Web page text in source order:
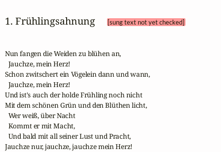
1. Frühlingsahnung [sung text not yet checked]
Nun fangen die Weiden zu blühen an,
  Jauchze, mein Herz!
Schon zwitschert ein Vögelein dann und wann,
  Jauchze, mein Herz!
Und ist's auch der holde Frühling noch nicht
Mit dem schönen Grün und den Blüthen licht,
  Wer weiß, über Nacht
  Kommt er mit Macht,
  Und bald mit all seiner Lust und Pracht,
Jauchze nur, jauchze, jauchze mein Herz!